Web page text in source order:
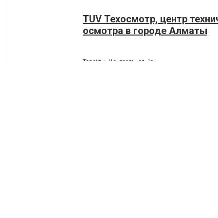
TUV Техосмотр, центр
осмотра в городе Алматы
Теректы, Центральная, 1а